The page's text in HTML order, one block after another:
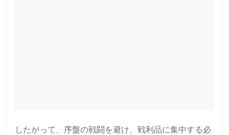
したがって、序盤の戦闘を避け、戦利品に集中する必